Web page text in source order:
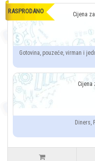
RASPRODANO
Gotovina, pouzeće, virman i
Diners,